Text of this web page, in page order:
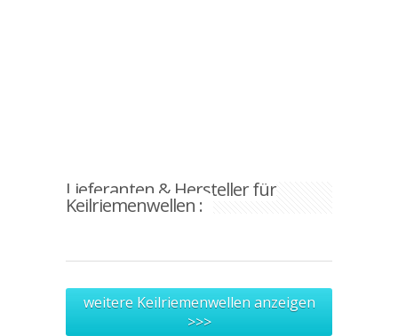
Lieferanten & Hersteller für
Keilriemenwellen :
weitere Keilriemenwellen anzeigen
>>>